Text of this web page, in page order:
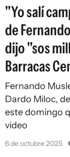
"Yo salí
de
dijo "sos
Barracas
Fernando
Dardo Miloc,
este domingo
video
6 de octubre 2025